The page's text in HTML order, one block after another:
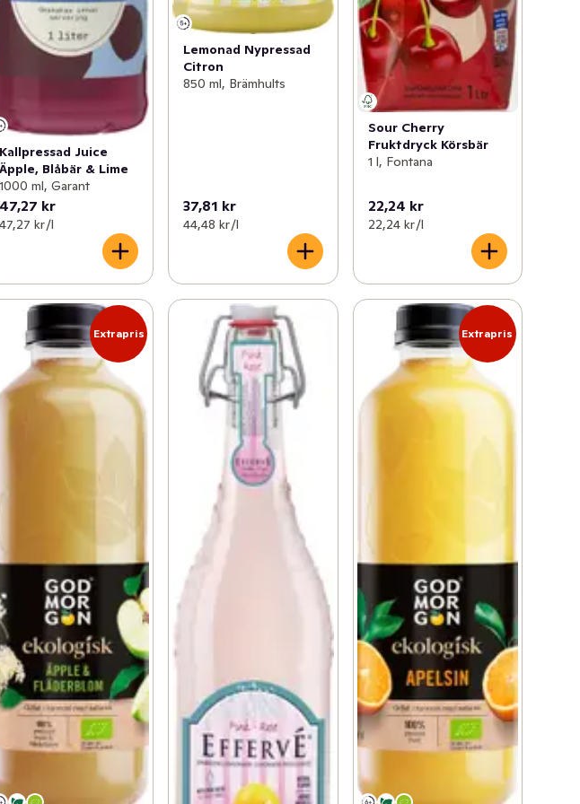
Kallpressad Juice
Äpple, Blåbär & Lime
1000 ml, Garant
47,27 kr
47,27 kr /l
Lemonad Nypressad
Citron
850 ml, Brämhults
37,81 kr
44,48 kr /l
Sour Cherry
Fruktdryck Körsbär
1 l, Fontana
22,24 kr
22,24 kr /l
Extrapris Extrapris